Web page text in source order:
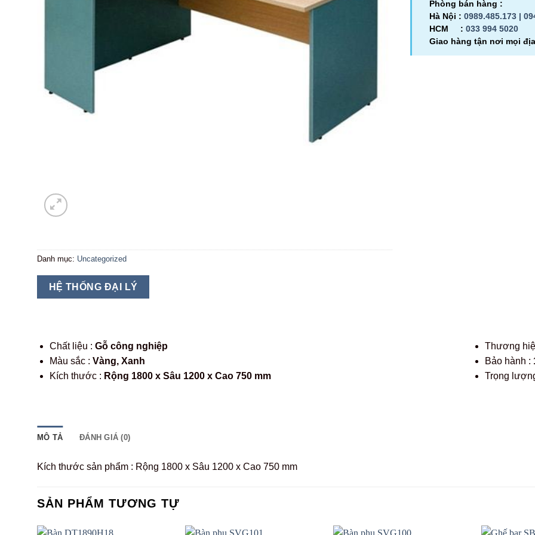
Danh mục: Uncategorized
HỆ THỐNG ĐẠI LÝ
Phòng bán hàng :
Hà Nội : 0989.485.173 |
HCM : 033 994 5020
Giao hàng tận nơi mọi
Chất liệu : Gỗ công nghiệp
Màu sắc : Vàng, Xanh
Kích thước : Rộng 1800 x Sâu 1200 x Cao 750 mm
Thương
Bảo hành :
Trọng
MÔ TẢ ĐÁNH GIÁ (0)
Kích thước sản phẩm : Rộng 1800 x Sâu 1200 x Cao 750 mm
SẢN PHẨM TƯƠNG TỰ